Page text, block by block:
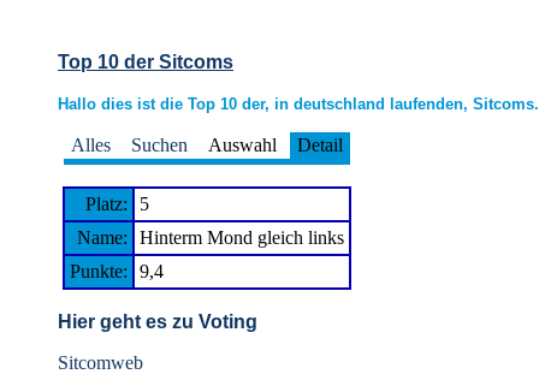
Top 10 der Sitcoms
Hallo dies ist die Top 10 der, in deutschland laufenden, Sitcoms.
Alles Suchen Auswahl Detail
Platz:
5
Name:
Hinterm Mond gleich links
Punkte:
9,4
Hier geht es zu Voting
Sitcomweb